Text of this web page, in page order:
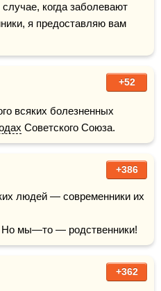
когда заболевают
+52
всяких болезненных
Советского Союза.
+386
мы—то — родственники!
+362